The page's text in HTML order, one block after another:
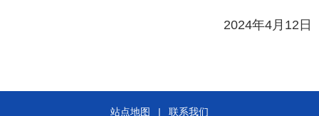
2024年4月12日
站点地图 | 联系我们